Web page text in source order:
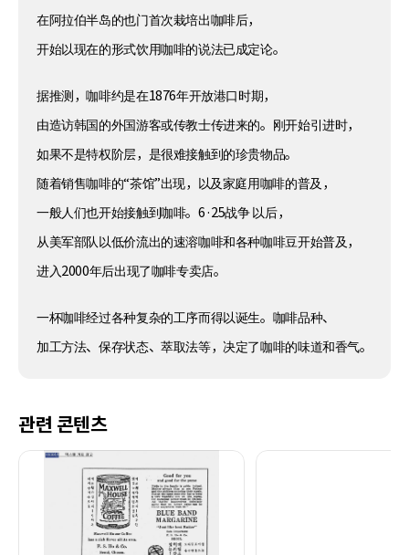
在阿拉伯半岛的也门首次栽培出咖啡后，
开始以现在的形式饮用咖啡的说法已成定论。
据推测，咖啡约是在1876年开放港口时期，
由造访韩国的外国游客或传教士传进来的。刚开始引进时，
如果不是特权阶层，是很难接触到的珍贵物品。
随着销售咖啡的“茶馆”出现，以及家庭用咖啡的普及，
一般人们也开始接触到咖啡。6·25战争 以后，
从美军部队以低价流出的速溶咖啡和各种咖啡豆开始普及，
进入2000年后出现了咖啡专卖店。
一杯咖啡经过各种复杂的工序而得以诞生。咖啡品种、
加工方法、保存状态、萃取法等，决定了咖啡的味道和香气。
관련 콘텐츠